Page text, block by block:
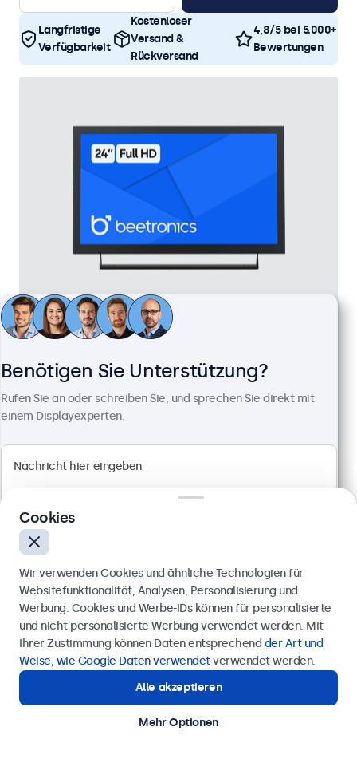
Langfristige
Verfügbarkeit
Kostenloser
Versand &
Rückversand
4,8/5 bei 5.000+
Bewertungen
24 Zoll Monitor Metall
100+ Stück auf Lager
1920 x 1080 Auflösung (Full HD)
Anschlüsse: HDMI, VGA, BNC, RCA-Cinch
Montage: Einbau, Wand- und Tischmontage
499,00 €
593,81 € inkl. MwSt.
Benötigen Sie Unterstützung?
Rufen Sie an oder schreiben Sie, und sprechen Sie direkt mit
einem Displayexperten.
Anfrage senden
Rufen Sie uns an unter0211 38 78 95 62
Benötigen Sie Unterstützung?
Kontaktieren Sie uns!
Cookies
Wir verwenden Cookies und ähnliche Technologien für
Websitefunktionalität, Analysen, Personalisierung und
Werbung. Cookies und Werbe-IDs können für personalisierte
und nicht personalisierte Werbung verwendet werden. Mit
Ihrer Zustimmung können Daten entsprechend der Art und
Weise, wie Google Daten verwendetverwendet werden.
Alle akzeptieren
Mehr Optionen